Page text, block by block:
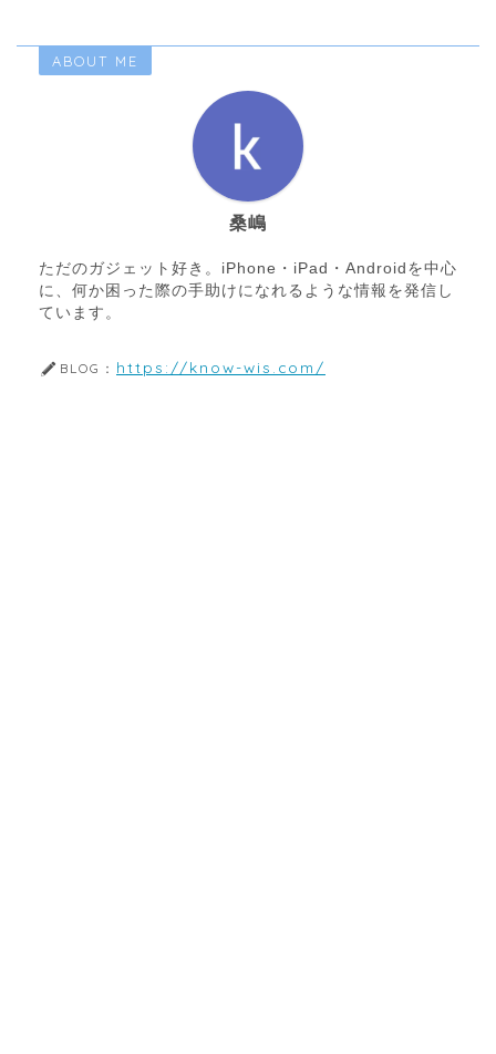
ABOUT ME
桑嶋
ただのガジェット好き。iPhone・iPad・Androidを中心
に、何か困った際の手助けになれるような情報を発信し
ています。
BLOG： https://know-wis.com/